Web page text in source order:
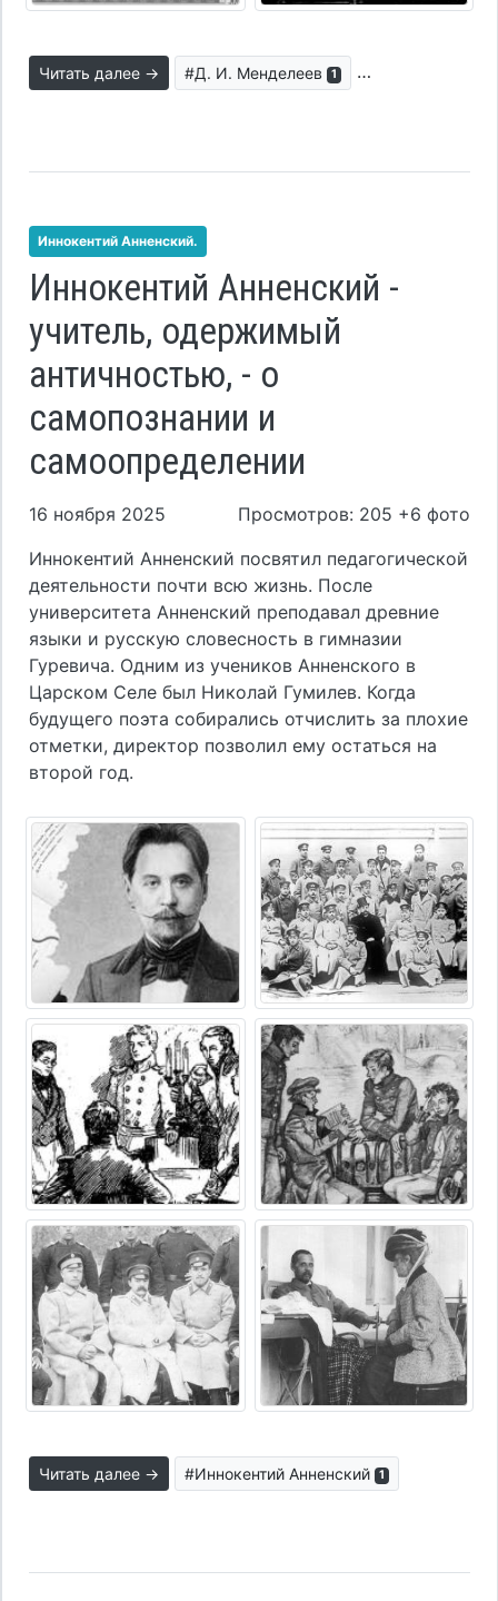
Читать далее → #Д. И. Менделеев 1 #парадигма
Иннокентий Анненский.
Иннокентий Анненский -
учитель, одержимый
античностью, - о
самопознании и
самоопределении
16 ноября 2025
Просмотров: 205 +6 фото
Иннокентий Анненский посвятил педагогической
деятельности почти всю жизнь. После
университета Анненский преподавал древние
языки и русскую словесность в гимназии
Гуревича. Одним из учеников Анненского в
Царском Селе был Николай Гумилев. Когда
будущего поэта собирались отчислить за плохие
отметки, директор позволил ему остаться на
второй год.
Читать далее → #Иннокентий Анненский 1